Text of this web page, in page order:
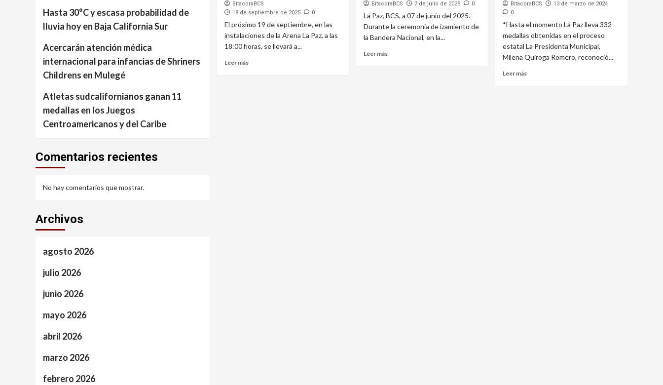
BitacoraBCS
18 de septiembre de 2025
0
El próximo 19 de septiembre, en las
instalaciones de la Arena La Paz, a las
18:00 horas, se llevará a...
Leer más
BitacoraBCS 7 de julio de 2025 0
La Paz, BCS, a 07 de junio del 2025.-
Durante la ceremonia de izamiento de
la Bandera Nacional, en la...
Leer más
BitacoraBCS
13 de marzo de 2024
0
*Hasta el momento La Paz lleva 332
medallas obtenidas en el proceso
estatal La Presidenta Municipal,
Milena Quiroga Romero, reconoció...
Leer más
Hasta 30°C y escasa probabilidad de
lluvia hoy en Baja California Sur
Acercarán atención médica
internacional para infancias de Shriners
Childrens en Mulegé
Atletas sudcalifornianos ganan 11
medallas en los Juegos
Centroamericanos y del Caribe
Comentarios recientes
No hay comentarios que mostrar.
Archivos
agosto 2026
julio 2026
junio 2026
mayo 2026
abril 2026
marzo 2026
febrero 2026